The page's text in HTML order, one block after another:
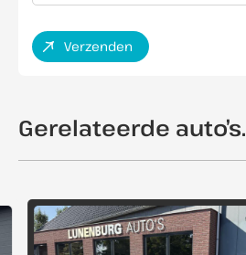
Verzenden
Gerelateerde auto’s.